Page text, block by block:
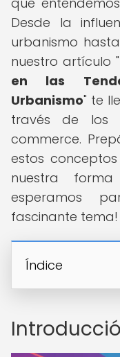
Desde la
urbanismo
nuestro artículo "
en las
Urbanismo" te
través de los
commerce.
estos
nuestra
esperamos
fascinante tema!
Índice